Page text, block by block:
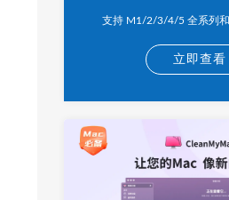
支持 M1/2/3/4/5 全系列和
立即查看